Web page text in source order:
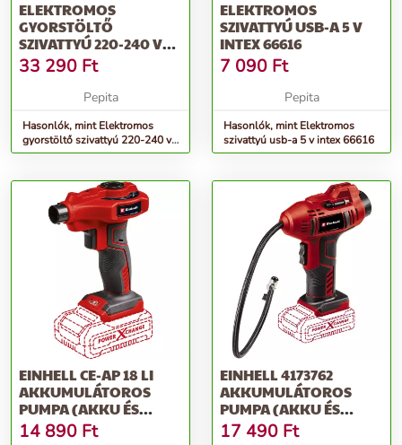
ELEKTROMOS
GYORSTÖLTŐ
SZIVATTYÚ 220-240 V
INTEX 68609
33 290 Ft
Pepita
Hasonlók, mint Elektromos
gyorstöltő szivattyú 220-240 v
intex 68609
ELEKTROMOS
SZIVATTYÚ USB-A 5 V
INTEX 66616
7 090 Ft
Pepita
Hasonlók, mint Elektromos
szivattyú usb-a 5 v intex 66616
EINHELL CE-AP 18 LI
AKKUMULÁTOROS
PUMPA (AKKU ÉS
TÖLTŐ NÉLKÜL)
14 890 Ft
EINHELL 4173762
AKKUMULÁTOROS
PUMPA (AKKU ÉS
TÖLTŐ NÉLKÜL)
17 490 Ft